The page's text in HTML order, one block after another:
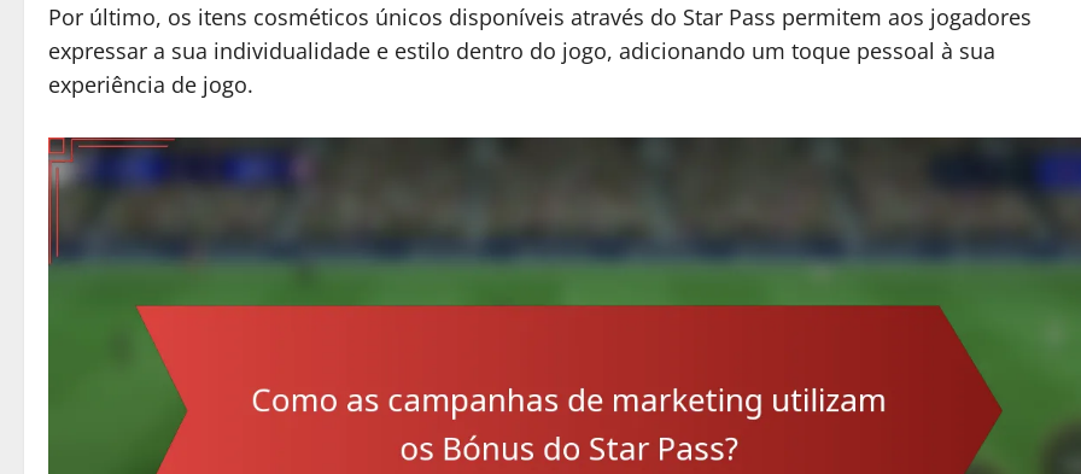
Por último, os itens cosméticos únicos disponíveis através do Star Pass permitem aos jogadores
expressar a sua individualidade e estilo dentro do jogo, adicionando um toque pessoal à sua
experiência de jogo.